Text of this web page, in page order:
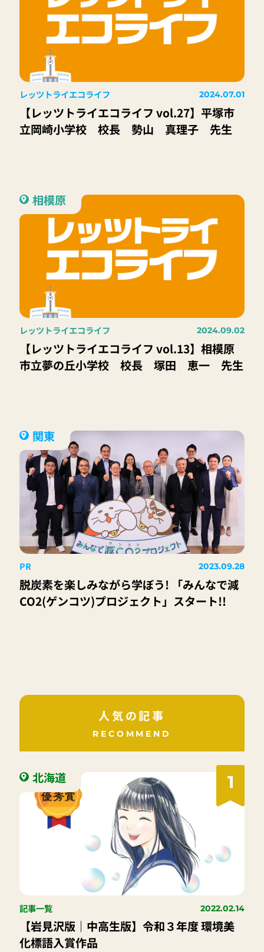
レッツトライエコライフ 2024.07.01
【レッツトライエコライフ vol.27】平塚市
立岡崎小学校 校長 勢山 真理子 先生
相模原
レッツトライエコライフ 2024.09.02
【レッツトライエコライフ vol.13】相模原
市立夢の丘小学校 校長 塚田 恵一 先生
関東
PR 2023.09.28
脱炭素を楽しみながら学ぼう! 「みんなで減
CO2(ゲンコツ)プロジェクト」スタート!!
人気の記事
RECOMMEND
1
北海道
記事一覧 2022.02.14
【岩見沢版｜中高生版】令和３年度 環境美
化標語入賞作品